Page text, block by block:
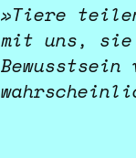
»Tiere
mit uns, sie